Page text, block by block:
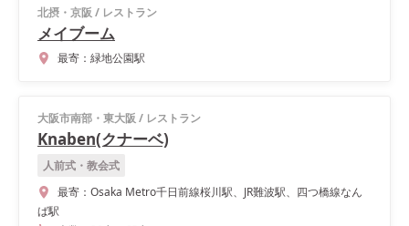
北摂・京阪 / レストラン
メイブーム
最寄： 緑地公園駅
大阪市南部・東大阪 / レストラン
Knaben(クナーベ)
人前式・教会式
最寄： Osaka Metro千日前線桜川駅、JR難波駅、四つ橋線なん
ば駅